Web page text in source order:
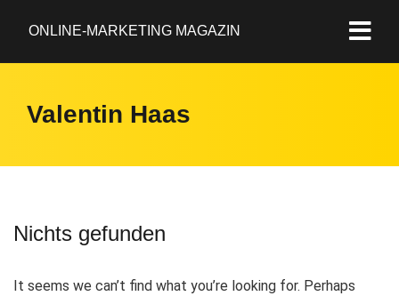
ONLINE-MARKETING MAGAZIN
Valentin Haas
Nichts gefunden
It seems we can’t find what you’re looking for. Perhaps